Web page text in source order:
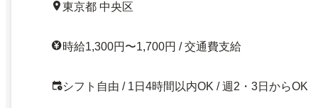
東京都 中央区
時給1,300円〜1,700円 / 交通費支給
シフト自由 / 1日4時間以内OK / 週2・3日からOK